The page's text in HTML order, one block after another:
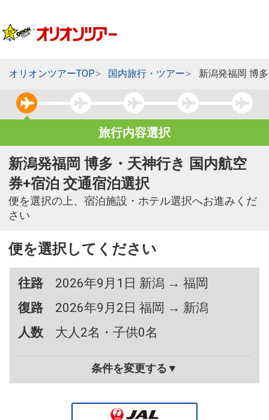
オリオンツアーTOP 国内旅行・ツアー 新潟発福岡 博
旅行内容選択
新潟発福岡 博多・天神行き 国内航空
券+宿泊 交通宿泊選択
便を選択の上、宿泊施設・ホテル選択へお進みくだ
さい
便を選択してください
往路
2026年9月1日 新潟 → 福岡
復路
2026年9月2日 福岡 → 新潟
人数
大人2名・子供0名
条件を変更する▼